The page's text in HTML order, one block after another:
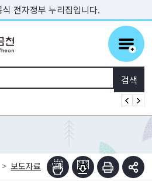
문 바로가기
전자정부 누리집입니다.
보도자료